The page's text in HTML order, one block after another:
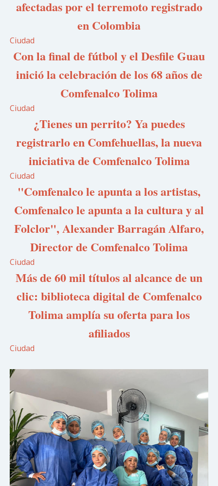
afectadas por el terremoto registrado
en Colombia
Ciudad
Con la final de fútbol y el Desfile Guau
inició la celebración de los 68 años de
Comfenalco Tolima
Ciudad
¿Tienes un perrito? Ya puedes
registrarlo en Comfehuellas, la nueva
iniciativa de Comfenalco Tolima
Ciudad
"Comfenalco le apunta a los artistas,
Comfenalco le apunta a la cultura y al
Folclor", Alexander Barragán Alfaro,
Director de Comfenalco Tolima
Ciudad
Más de 60 mil títulos al alcance de un
clic: biblioteca digital de Comfenalco
Tolima amplía su oferta para los
afiliados
Ciudad